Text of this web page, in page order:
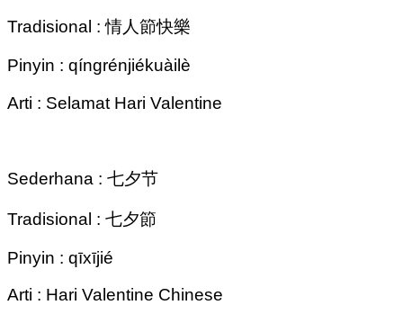
Tradisional : 情人節快樂
Pinyin : qíngrénjiékuàilè
Arti : Selamat Hari Valentine
Sederhana : 七夕节
Tradisional : 七夕節
Pinyin : qīxījié
Arti : Hari Valentine Chinese